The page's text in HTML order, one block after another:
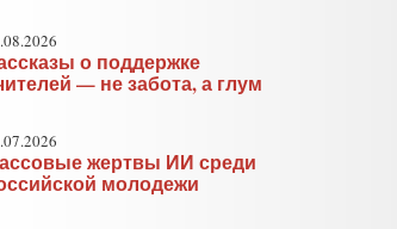
о поддержке
— не забота, а глум
жертвы ИИ среди
молодежи